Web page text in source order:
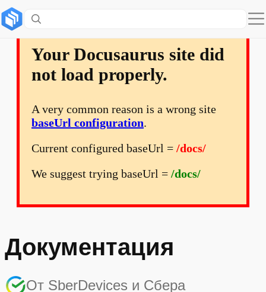
Your Docusaurus site did
not load properly.
A very common reason is a wrong site
baseUrl configuration.
Current configured baseUrl = /docs/
We suggest trying baseUrl = /docs/
Документация
От SberDevices и Сбера